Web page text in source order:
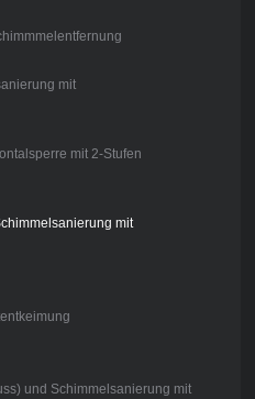
mit
mit 2-Stufen
mit
und Schimmelsanierung mit